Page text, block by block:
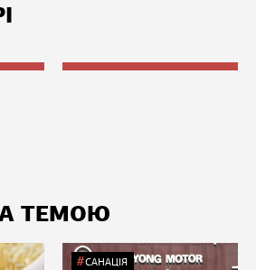
ТЕМОЮ
САНАЦІЯ